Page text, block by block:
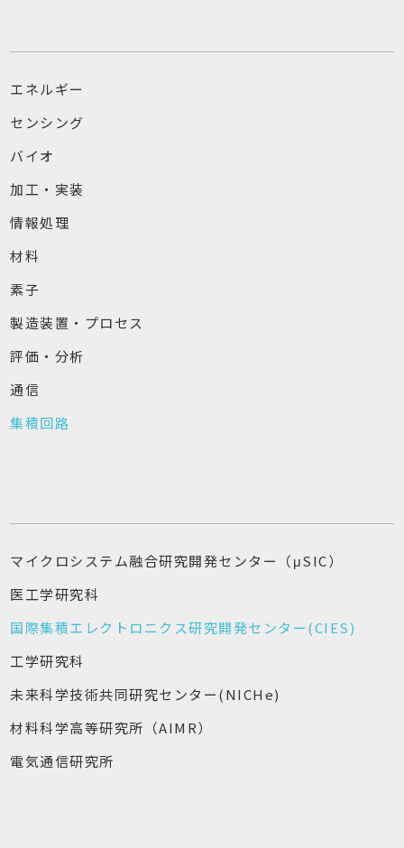
エネルギー
センシング
バイオ
加工・実装
情報処理
材料
素子
製造装置・プロセス
評価・分析
通信
集積回路
マイクロシステム融合研究開発センター（μSIC）
医工学研究科
国際集積エレクトロニクス研究開発センター(CIES)
工学研究科
未来科学技術共同研究センター(NICHe)
材料科学高等研究所（AIMR）
電気通信研究所